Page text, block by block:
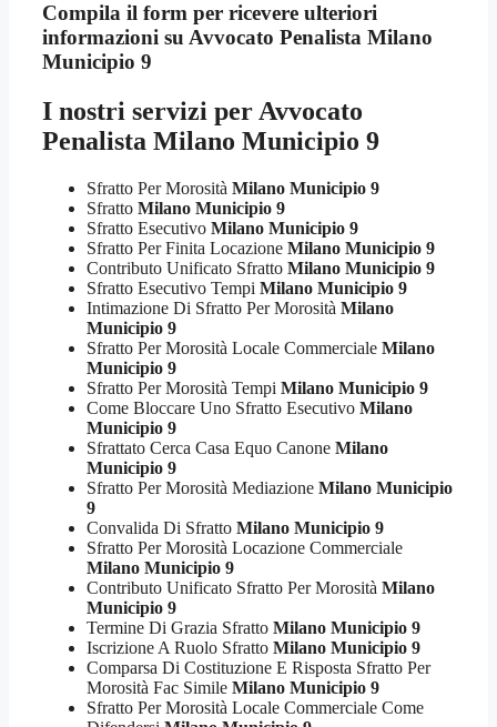
Compila il form per ricevere ulteriori
informazioni su Avvocato Penalista Milano
Municipio 9
I nostri servizi per Avvocato
Penalista Milano Municipio 9
Sfratto Per Morosità Milano Municipio 9
Sfratto Milano Municipio 9
Sfratto Esecutivo Milano Municipio 9
Sfratto Per Finita Locazione Milano Municipio 9
Contributo Unificato Sfratto Milano Municipio 9
Sfratto Esecutivo Tempi Milano Municipio 9
Intimazione Di Sfratto Per Morosità Milano
Municipio 9
Sfratto Per Morosità Locale Commerciale Milano
Municipio 9
Sfratto Per Morosità Tempi Milano Municipio 9
Come Bloccare Uno Sfratto Esecutivo Milano
Municipio 9
Sfrattato Cerca Casa Equo Canone Milano
Municipio 9
Sfratto Per Morosità Mediazione Milano Municipio
9
Convalida Di Sfratto Milano Municipio 9
Sfratto Per Morosità Locazione Commerciale
Milano Municipio 9
Contributo Unificato Sfratto Per Morosità Milano
Municipio 9
Termine Di Grazia Sfratto Milano Municipio 9
Iscrizione A Ruolo Sfratto Milano Municipio 9
Comparsa Di Costituzione E Risposta Sfratto Per
Morosità Fac Simile Milano Municipio 9
Sfratto Per Morosità Locale Commerciale Come